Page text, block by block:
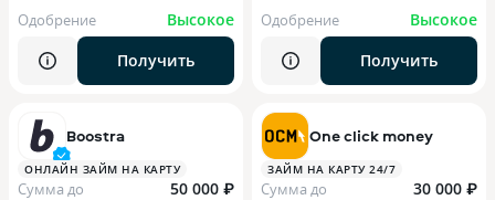
Одобрение
Высокое
Получить
Одобрение
Высокое
Получить
Boostra
ОНЛАЙН ЗАЙМ НА КАРТУ
Сумма до 50 000 ₽
One click money
ЗАЙМ НА КАРТУ 24/7
Сумма до 30 000 ₽